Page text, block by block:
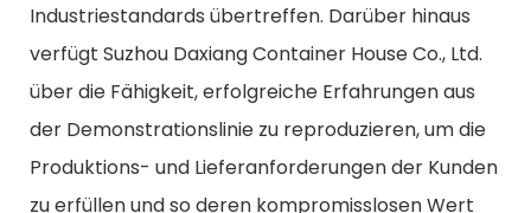
Industriestandards übertreffen. Darüber hinaus
verfügt Suzhou Daxiang Container House Co., Ltd.
über die Fähigkeit, erfolgreiche Erfahrungen aus
der Demonstrationslinie zu reproduzieren, um die
Produktions- und Lieferanforderungen der Kunden
zu erfüllen und so deren kompromisslosen Wert